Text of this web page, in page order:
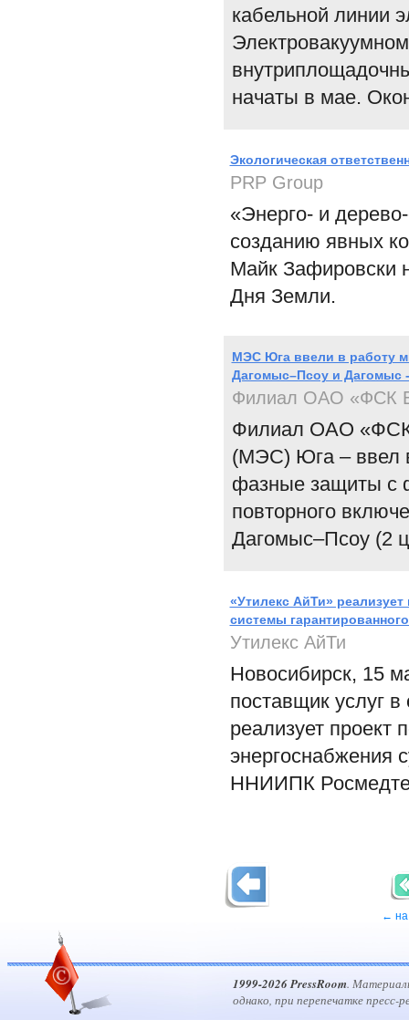
кабельной линии
начаты в мае.
Экологическая
PRP Group
«Энерго- и
созданию явных
Майк Зафировски
Дня Земли.
МЭС Юга ввели в работу
Дагомыс–Псоу и Дагомыс
Филиал ОАО «ФСК
Филиал ОАО «ФСК
(МЭС) Юга – ввел
фазные защиты с
повторного
Дагомыс–Псоу (2
«Утилекс АйТи»
системы
Утилекс АйТи
Новосибирск, 15
поставщик услуг
реализует проект
энергоснабжения
ННИИПК
← на
1999-2026 PressRoom.
однако, при перепечатке пресс-